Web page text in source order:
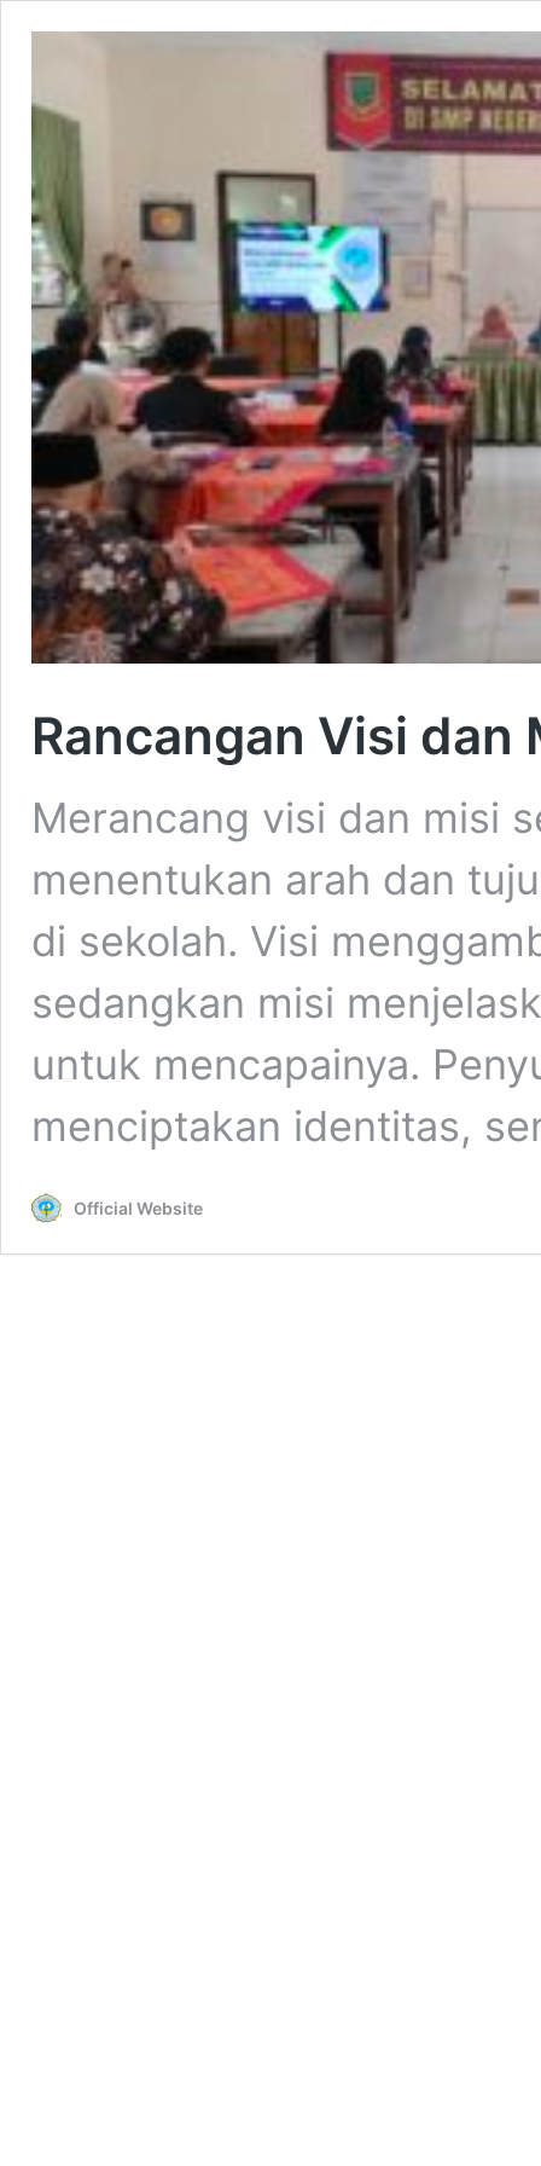
Rancangan Visi dan
Merancang visi dan misi
menentukan arah dan
di sekolah. Visi
sedangkan misi
untuk mencapainya.
menciptakan identitas,
Official Website